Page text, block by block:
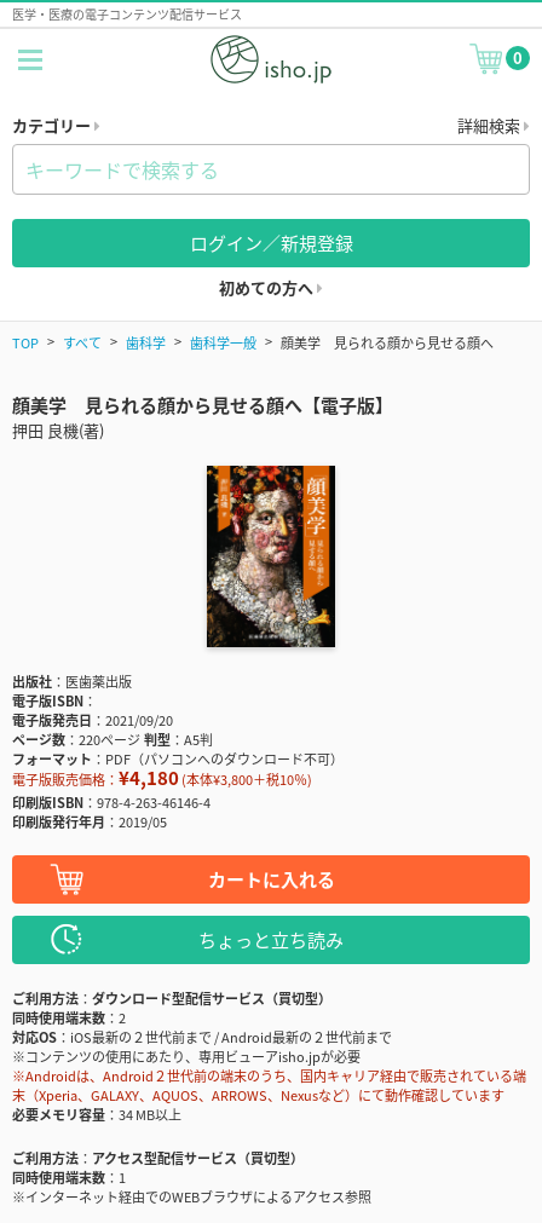
医学・医療の電子コンテンツ配信サービス
0
カテゴリー 詳細検索
ログイン／新規登録
初めての方へ
TOP すべて 歯科学 歯科学一般 顔美学 見られる顔から見せる顔へ
顔美学 見られる顔から見せる顔へ【電子版】
押田 良機(著)
出版社
医歯薬出版
電子版ISBN
電子版発売日
2021/09/20
ページ数
220ページ判型
A5判
フォーマット
PDF（パソコンへのダウンロード不可）
電子版販売価格： ¥4,180(本体¥3,800＋税10％)
印刷版ISBN
978-4-263-46146-4
印刷版発行年月
2019/05
カートに入れる
ちょっと立ち読み
ご利用方法
ダウンロード型配信サービス（買切型）
同時使用端末数
2
対応OS
iOS最新の２世代前まで / Android最新の２世代前まで
※コンテンツの使用にあたり、専用ビューアisho.jpが必要
※Androidは、Android２世代前の端末のうち、国内キャリア経由で販売されている端
末（Xperia、GALAXY、AQUOS、ARROWS、Nexusなど）にて動作確認しています
必要メモリ容量
34 MB以上
ご利用方法
アクセス型配信サービス（買切型）
同時使用端末数
1
※インターネット経由でのWEBブラウザによるアクセス参照